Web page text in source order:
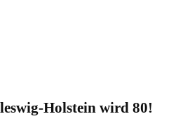
Holstein wird 80!